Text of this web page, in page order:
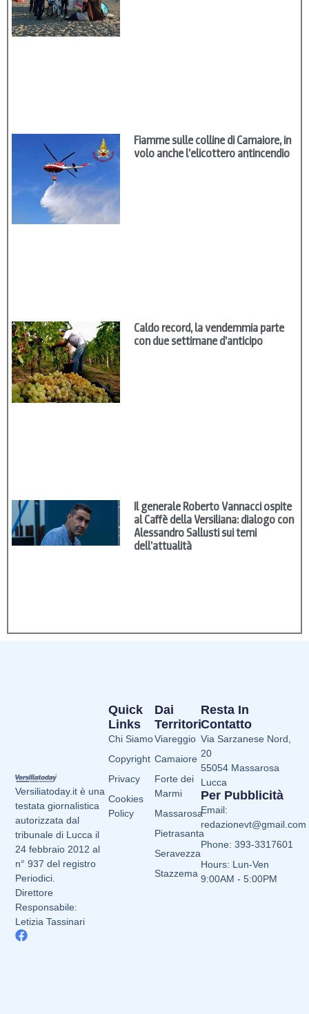
Fiamme sulle colline di Camaiore, in
volo anche l’elicottero antincendio
Caldo record, la vendemmia parte
con due settimane d’anticipo
Il generale Roberto Vannacci ospite
al Caffè della Versiliana: dialogo con
Alessandro Sallusti sui temi
dell’attualità
Versiliatoday.it è una
testata giornalistica
autorizzata dal
tribunale di Lucca il
24 febbraio 2012 al
n° 937 del registro
Periodici.
Direttore
Responsabile:
Letizia Tassinari
Dai
Territori
Viareggio
Camaiore
Forte dei
Marmi
Massarosa
Pietrasanta
Seravezza
Stazzema
Quick
Links
Chi Siamo
Copyright
Privacy
Cookies
Policy
Resta In
Contatto
Via Sarzanese Nord,
20
55054 Massarosa
Lucca
Per Pubblicità
Email:
redazionevt@gmail.com
Phone: 393-3317601
Hours: Lun-Ven
9:00AM - 5:00PM